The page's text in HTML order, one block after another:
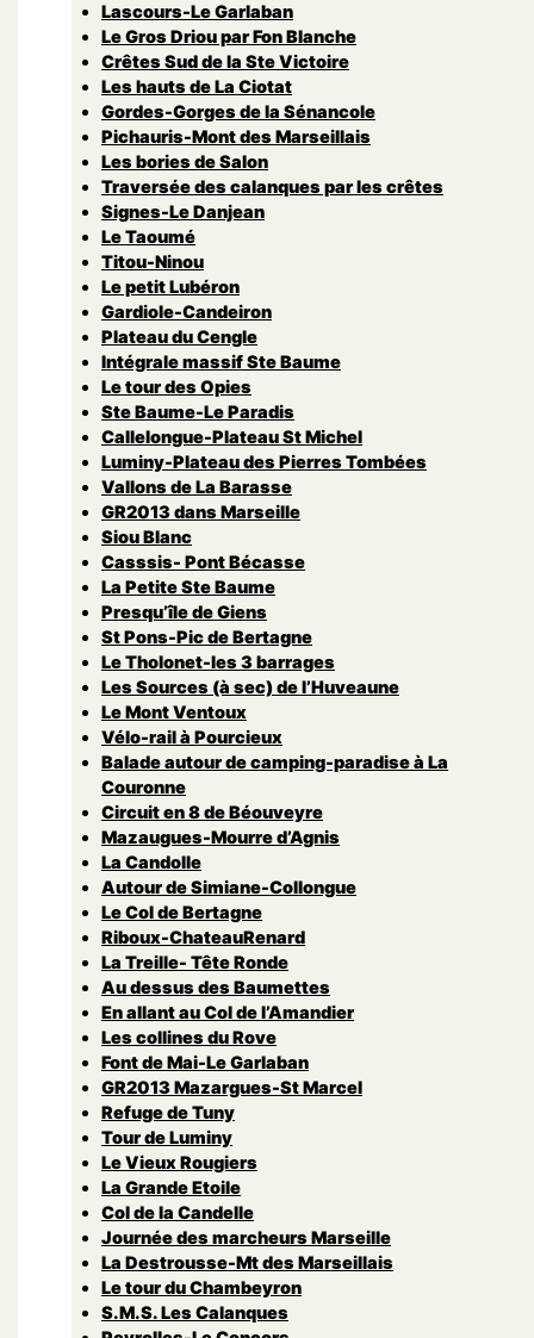
Lascours-Le Garlaban
Le Gros Driou par Fon Blanche
Crêtes Sud de la Ste Victoire
Les hauts de La Ciotat
Gordes-Gorges de la Sénancole
Pichauris-Mont des Marseillais
Les bories de Salon
Traversée des calanques par les crêtes
Signes-Le Danjean
Le Taoumé
Titou-Ninou
Le petit Lubéron
Gardiole-Candeiron
Plateau du Cengle
Intégrale massif Ste Baume
Le tour des Opies
Ste Baume-Le Paradis
Callelongue-Plateau St Michel
Luminy-Plateau des Pierres Tombées
Vallons de La Barasse
GR2013 dans Marseille
Siou Blanc
Casssis- Pont Bécasse
La Petite Ste Baume
Presqu’île de Giens
St Pons-Pic de Bertagne
Le Tholonet-les 3 barrages
Les Sources (à sec) de l’Huveaune
Le Mont Ventoux
Vélo-rail à Pourcieux
Balade autour de camping-paradise à La
Couronne
Circuit en 8 de Béouveyre
Mazaugues-Mourre d’Agnis
La Candolle
Autour de Simiane-Collongue
Le Col de Bertagne
Riboux-ChateauRenard
La Treille- Tête Ronde
Au dessus des Baumettes
En allant au Col de l’Amandier
Les collines du Rove
Font de Mai-Le Garlaban
GR2013 Mazargues-St Marcel
Refuge de Tuny
Tour de Luminy
Le Vieux Rougiers
La Grande Etoile
Col de la Candelle
Journée des marcheurs Marseille
La Destrousse-Mt des Marseillais
Le tour du Chambeyron
S.M.S. Les Calanques